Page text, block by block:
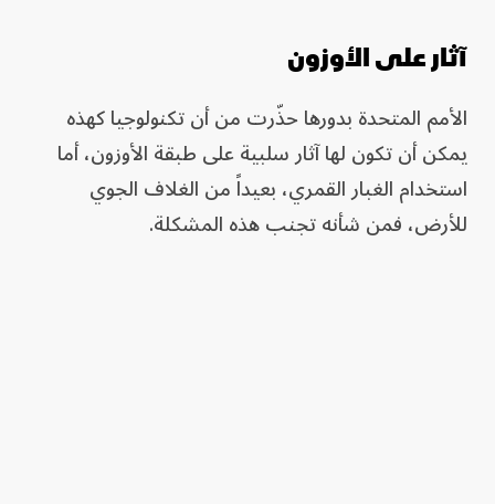
آثار على الأوزون
الأمم المتحدة بدورها حذّرت من أن تكنولوجيا كهذه
يمكن أن تكون لها آثار سلبية على طبقة الأوزون، أما
استخدام الغبار القمري، بعيداً من الغلاف الجوي
للأرض، فمن شأنه تجنب هذه المشكلة.